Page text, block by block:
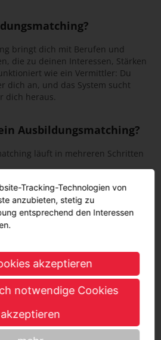
bringt dich mit Berufen und
die zu deinen Interessen, Stärken
wie ein Vermittler: Du
dich an, und das System sucht
dich heraus.
Ausbildungsmatching?
läuft in mehreren Schritten
dass du dich selbst besser
Fragen zu deinen
und beruflichen Zielen. Was
Angaben schlägt dir das System
dir passen könnten. Dabei werden
zu den Tätigkeiten, Anforderungen
Berufe berücksichtigt.
Tracking-Technologien von
anzubieten, stetig zu
entsprechend den Interessen
akzeptieren
notwendige Cookies
akzeptieren